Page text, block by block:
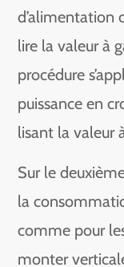
d’alimentation
lire la valeur à
procédure
puissance en
lisant la valeur
Sur le
la
comme pour
monter